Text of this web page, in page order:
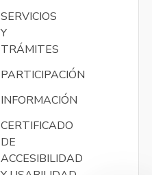
SERVICIOS
Y
TRÁMITES
PARTICIPACIÓN
INFORMACIÓN
CERTIFICADO
DE
ACCESIBILIDAD